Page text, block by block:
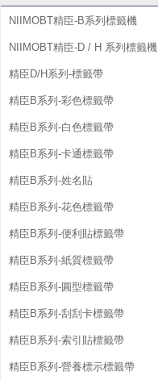
NIIMOBT精臣-B系列標籤機
NIIMOBT精臣-D / H 系列標籤機
精臣D/H系列-標籤帶
精臣B系列-彩色標籤帶
精臣B系列-白色標籤帶
精臣B系列-卡通標籤帶
精臣B系列-姓名貼
精臣B系列-花色標籤帶
精臣B系列-便利貼標籤帶
精臣B系列-紙質標籤帶
精臣B系列-圓型標籤帶
精臣B系列-刮刮卡標籤帶
精臣B系列-索引貼標籤帶
精臣B系列-營養標示標籤帶